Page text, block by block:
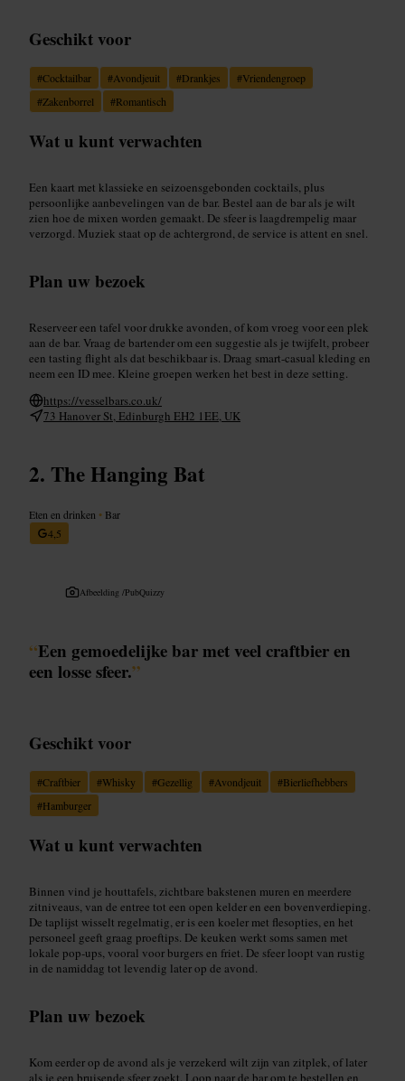
Geschikt voor
#Cocktailbar #Avondjeuit #Drankjes #Vriendengroep
#Zakenborrel #Romantisch
Wat u kunt verwachten
Een kaart met klassieke en seizoensgebonden cocktails, plus
persoonlijke aanbevelingen van de bar. Bestel aan de bar als je wilt
zien hoe de mixen worden gemaakt. De sfeer is laagdrempelig maar
verzorgd. Muziek staat op de achtergrond, de service is attent en snel.
Plan uw bezoek
Reserveer een tafel voor drukke avonden, of kom vroeg voor een plek
aan de bar. Vraag de bartender om een suggestie als je twijfelt, probeer
een tasting flight als dat beschikbaar is. Draag smart-casual kleding en
neem een ID mee. Kleine groepen werken het best in deze setting.
https://vesselbars.co.uk/
73 Hanover St, Edinburgh EH2 1EE, UK
The Hanging Bat
Eten en drinken • Bar
4,5
Afbeelding /PubQuizzy
“Een gemoedelijke bar met veel craftbier en
een losse sfeer.”
Geschikt voor
#Craftbier #Whisky #Gezellig #Avondjeuit #Bierliefhebbers
#Hamburger
Wat u kunt verwachten
Binnen vind je houttafels, zichtbare bakstenen muren en meerdere
zitniveaus, van de entree tot een open kelder en een bovenverdieping.
De taplijst wisselt regelmatig, er is een koeler met flesopties, en het
personeel geeft graag proeftips. De keuken werkt soms samen met
lokale pop-ups, vooral voor burgers en friet. De sfeer loopt van rustig
in de namiddag tot levendig later op de avond.
Plan uw bezoek
Kom eerder op de avond als je verzekerd wilt zijn van zitplek, of later
als je een bruisende sfeer zoekt. Loop naar de bar om te bestellen en